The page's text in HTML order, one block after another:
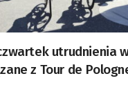
utrudnienia
z Tour de